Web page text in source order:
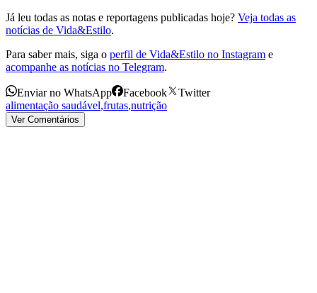
Já leu todas as notas e reportagens publicadas hoje? Veja todas as
notícias de Vida&Estilo.
Para saber mais, siga o perfil de Vida&Estilo no Instagram e
acompanhe as notícias no Telegram.
Enviar no WhatsApp Facebook
Twitter
alimentação saudável,frutas,nutrição
Ver Comentários